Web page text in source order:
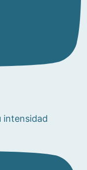
intensidad